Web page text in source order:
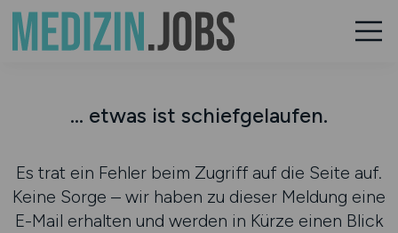
... etwas ist schiefgelaufen.
Es trat ein Fehler beim Zugriff auf die Seite auf.
Keine Sorge – wir haben zu dieser Meldung eine
E-Mail erhalten und werden in Kürze einen Blick